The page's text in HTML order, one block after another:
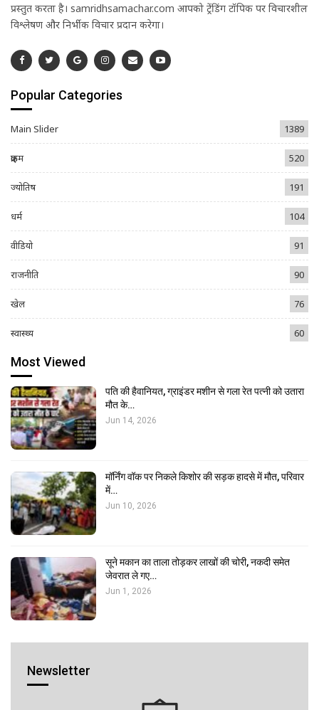
प्रस्तुत करता है। samridhsamachar.com आपको ट्रेंडिंग टॉपिक पर विचारशील
विश्लेषण और निर्भीक विचार प्रदान करेगा।
Popular Categories
Main Slider 1389
क्राइम 520
ज्योतिष 191
धर्म 104
वीडियो 91
राजनीति 90
खेल 76
स्वास्थ्य 60
Most Viewed
पति की हैवानियत, ग्राइंडर मशीन से गला रेत पत्नी को उतारा
मौत के…
Jun 14, 2026
मॉर्निंग वॉक पर निकले किशोर की सड़क हादसे में मौत, परिवार
में…
Jun 10, 2026
सूने मकान का ताला तोड़कर लाखों की चोरी, नकदी समेत
जेवरात ले गए…
Jun 1, 2026
Newsletter